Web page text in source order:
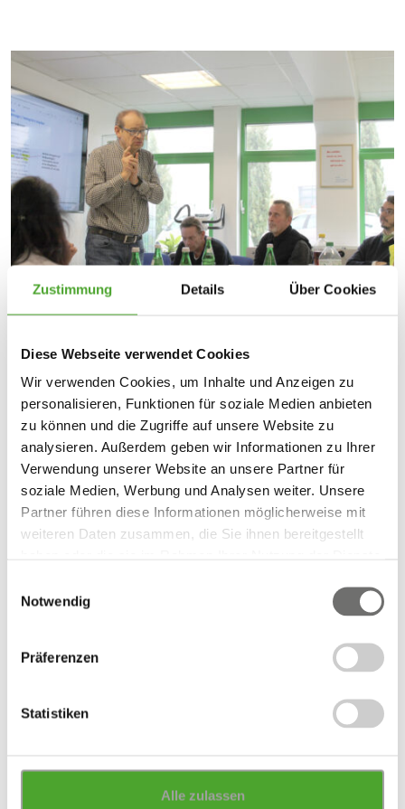
Zustimmung Details Über Cookies
Diese Webseite verwendet Cookies
Wir verwenden Cookies, um Inhalte und Anzeigen zu
personalisieren, Funktionen für soziale Medien anbieten
zu können und die Zugriffe auf unsere Website zu
analysieren. Außerdem geben wir Informationen zu Ihrer
Verwendung unserer Website an unsere Partner für
soziale Medien, Werbung und Analysen weiter. Unsere
Partner führen diese Informationen möglicherweise mit
weiteren Daten zusammen, die Sie ihnen bereitgestellt
Notwendig
Präferenzen
Statistiken
Alle zulassen